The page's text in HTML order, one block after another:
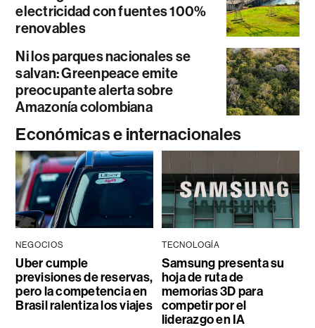
electricidad con fuentes 100%
renovables
Ni los parques nacionales se
salvan: Greenpeace emite
preocupante alerta sobre
Amazonía colombiana
Económicas e internacionales
NEGOCIOS
Uber cumple
previsiones de reservas,
pero la competencia en
Brasil ralentiza los viajes
TECNOLOGÍA
Samsung presenta su
hoja de ruta de
memorias 3D para
competir por el
liderazgo en IA